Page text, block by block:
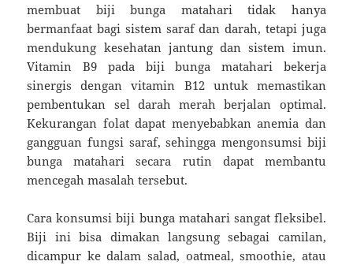
membuat biji bunga matahari tidak hanya
bermanfaat bagi sistem saraf dan darah, tetapi juga
mendukung kesehatan jantung dan sistem imun.
Vitamin B9 pada biji bunga matahari bekerja
sinergis dengan vitamin B12 untuk memastikan
pembentukan sel darah merah berjalan optimal.
Kekurangan folat dapat menyebabkan anemia dan
gangguan fungsi saraf, sehingga mengonsumsi biji
bunga matahari secara rutin dapat membantu
mencegah masalah tersebut.
Cara konsumsi biji bunga matahari sangat fleksibel.
Biji ini bisa dimakan langsung sebagai camilan,
dicampur ke dalam salad, oatmeal, smoothie, atau